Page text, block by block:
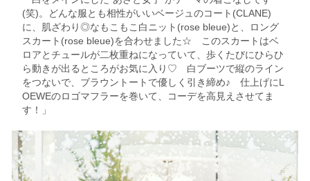
(笑)。どんな服とも相性がいいベージュのコート(CLANE)
に、肌ざわり◎なもこもこ白ニット(rose bleue)と、ロング
スカート(rose bleue)を合わせました☆ このスカートはベ
ロアとチュールが二枚重ねになっていて、歩くたびにひらひ
ら動きが出るところがお気に入り♡ 白ブーツで縦のライン
をつないで、ブラウントートで優しく引き締め♪ 仕上げにL
OEWEのロゴマフラーを巻いて、コーデを高見えさせてま
す！」